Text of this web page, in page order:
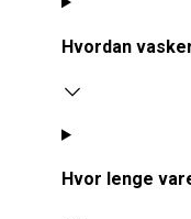
Hvordan
Hvor lenge